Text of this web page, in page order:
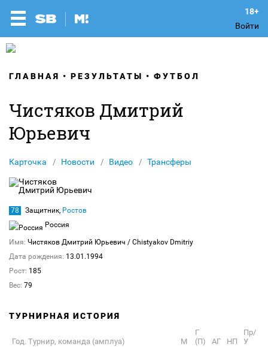
Войти
ГЛАВНАЯ РЕЗУЛЬТАТЫ ФУТБОЛ
Чистяков Дмитрий
Юрьевич
Карточка Новости Видео Трансферы
78 Защитник, Ростов
Россия
Имя: Чистяков Дмитрий Юрьевич / Chistyakov Dmitriy
Дата рождения: 13.01.1994
Рост: 185
Вес: 79
ТУРНИРНАЯ ИСТОРИЯ
Год. Турнир, команда (амплуа) М
Г
(П)
АГ НП
Пр/
У